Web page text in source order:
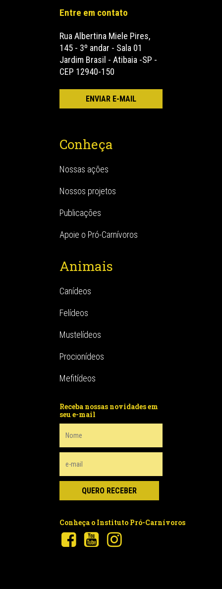
Entre em contato
Rua Albertina Miele Pires,
145 - 3º andar - Sala 01
Jardim Brasil - Atibaia -SP -
CEP 12940-150
Conheça
Nossas ações
Nossos projetos
Publicações
Apoie o Pró-Carnívoros
Animais
Canídeos
Felídeos
Mustelídeos
Procionídeos
Mefitídeos
Receba nossas novidades em
seu e-mail
Conheça o Instituto Pró-Carnívoros